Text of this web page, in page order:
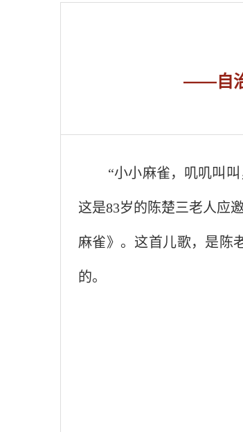
——自治
“小小麻雀，叽叽叫
这是83岁的陈楚三老人应
麻雀》。这首儿歌，是陈
的。